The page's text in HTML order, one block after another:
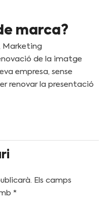
marca?
Marketing
de la imatge
empresa, sense
renovar la presentació
Els camps
*